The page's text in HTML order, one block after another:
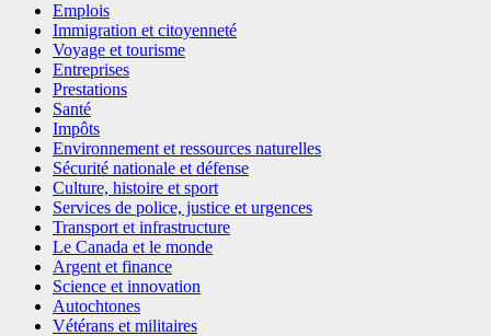
Emplois
Immigration et citoyenneté
Voyage et tourisme
Entreprises
Prestations
Santé
Impôts
Environnement et ressources naturelles
Sécurité nationale et défense
Culture, histoire et sport
Services de police, justice et urgences
Transport et infrastructure
Le Canada et le monde
Argent et finance
Science et innovation
Autochtones
Vétérans et militaires